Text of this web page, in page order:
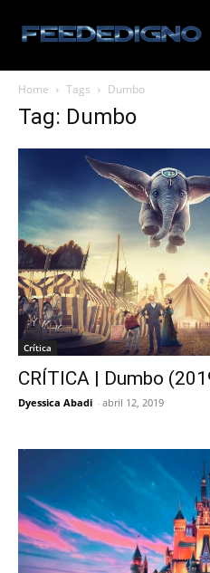
Home Tags Dumbo
Tag: Dumbo
Crítica
CRÍTICA | Dumbo
Dyessica Abadi - abril 12, 2019